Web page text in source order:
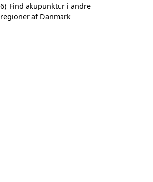
6) Find akupunktur i andre
regioner af Danmark